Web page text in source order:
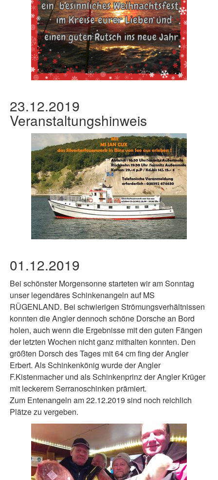
23.12.2019
Veranstaltungshinweis
01.12.2019
Bei schönster Morgensonnestarteten wir am Sonntag
unser legendäres Schinkenangeln auf MS
RÜGENLAND. Bei schwierigen Strömungsverhältnissen
konnten die Angler dennoch schöne Dorsche an Bord
holen, auch wenn die Ergebnisse mit den guten Fängen
der letzten Wochen nicht ganz mithalten konnten. Den
größten Dorsch des Tages mit 64 cm fing der Angler
Erbert. Als Schinkenkönig wurde der Angler
F.Kistenmacher und als Schinkenprinz der Angler Krüger
mit leckerem Serranoschinken prämiert.
Zum Entenangeln am 22.12.2019 sind noch reichlich
Plätze zu vergeben.